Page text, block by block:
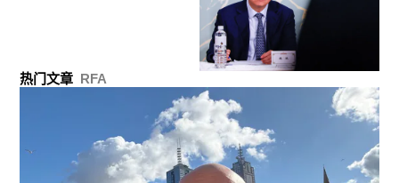
热门文章 RFA